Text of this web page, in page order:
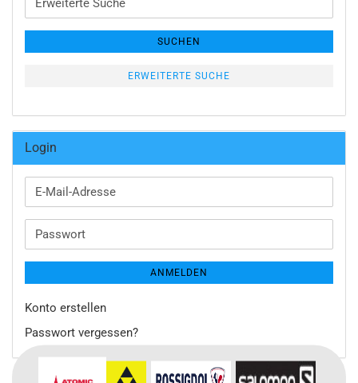
Suche
SUCHEN
ERWEITERTE SUCHE
Login
E-
Mail-
Passwort
ANMELDEN
Konto erstellen
Passwort vergessen?